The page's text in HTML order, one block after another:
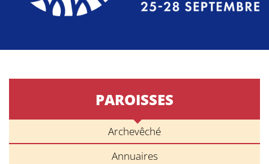
PAROISSES
Archevêché
Annuaires